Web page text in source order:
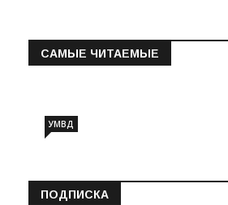
САМЫЕ ЧИТАЕМЫЕ
УМВД
ПОДПИСКА